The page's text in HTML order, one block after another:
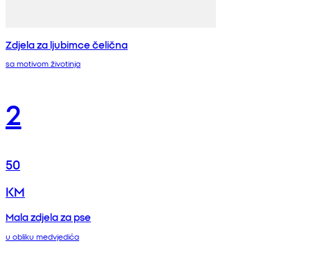
Zdjela za ljubimce čelična
sa motivom životinja
2
50
KM
Mala zdjela za pse
u obliku medvjedića